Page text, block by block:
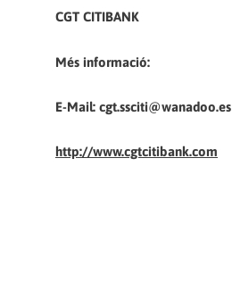
CGT CITIBANK
Més informació:
E-Mail: cgt.ssciti@wanadoo.es
http://www.cgtcitibank.com